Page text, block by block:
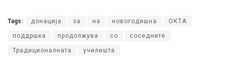
Tags: донација за на новогодишна ОКТА
поддршка продолжува со соседните
Традиционалната училишта